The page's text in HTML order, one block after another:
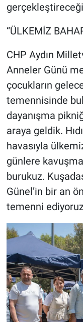
“ÜLKEMİZ
CHP Aydın
Anneler Günü
çocukların
temennisinde
dayanışma
araya geldik.
havasıyla
günlere
burukuz.
Günel’in bir an
temenni